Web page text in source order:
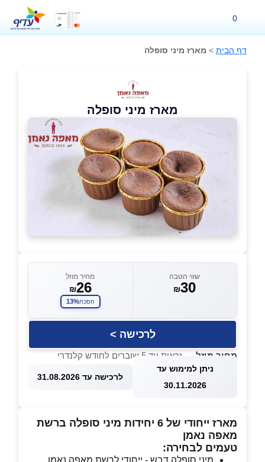
0
דף הבית > מארז מיני סופלה
מארז מיני סופלה
שווי הטבה
₪30
מחיר מוזל
₪26
חסכת13%
לרכישה >
מחיר מוזל — זכאות עד 5 שוברים לחודש קלנדרי
ניתן למימוש עד
30.11.2026
לרכישה עד 31.08.2026
מארז ייחודי של 6 יחידות מיני סופלה ברשת
מאפה נאמן
טעמים לבחירה:
מיני סופלה דבש - ייחודי לרשת מאפה נאמן